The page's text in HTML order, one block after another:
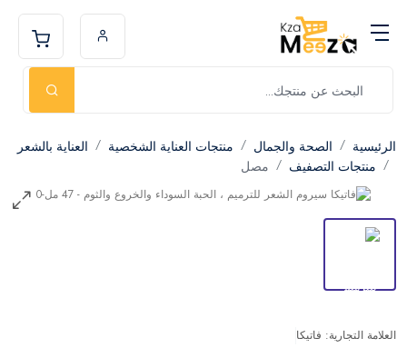
الرئيسية الصحة والجمال منتجات العناية الشخصية
العناية بالشعر
منتجات التصفيف
مصل
العلامة التجارية: فاتيكا